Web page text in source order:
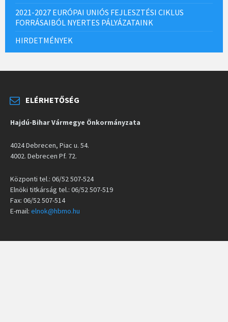
2021-2027 EURÓPAI UNIÓS FEJLESZTÉSI CIKLUS
FORRÁSAIBÓL NYERTES PÁLYÁZATAINK
HIRDETMÉNYEK
ELÉRHETŐSÉG
Hajdú-Bihar Vármegye Önkormányzata
4024 Debrecen, Piac u. 54.
4002. Debrecen Pf. 72.
Központi tel.: 06/52 507-524
Elnöki titkárság tel.: 06/52 507-519
Fax: 06/52 507-514
E-mail: elnok@hbmo.hu